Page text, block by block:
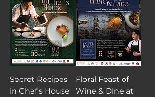
Secret Recipes
in Chef's House
Floral Feast of
Wine & Dine at